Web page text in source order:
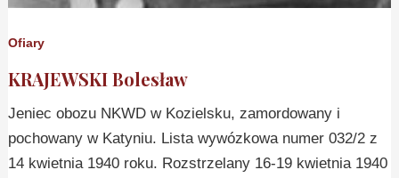
Ofiary
KRAJEWSKI Bolesław
Jeniec obozu NKWD w Kozielsku, zamordowany i
pochowany w Katyniu. Lista wywózkowa numer 032/2 z
14 kwietnia 1940 roku. Rozstrzelany 16-19 kwietnia 1940